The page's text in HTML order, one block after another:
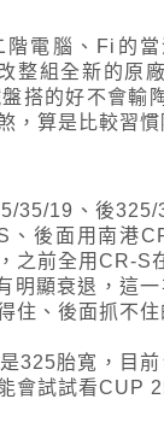
電腦、Fi的當
整組全新的原
搭的好不會輸
，算是比較習慣
35/19、後325/
、後面用南港
之前全用CR-S
明顯衰退，這
住、後面抓不住
325胎寬，目
會試試看CUP